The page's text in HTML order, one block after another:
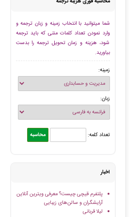
شما میتوانید با انتخاب زمینه و زبان ترجمه و
وارد نمودن تعداد کلمات متنی که باید ترجمه
شود، هزینه و زمان تحویل ترجمه را بدست
بیاورید.
زمینه:
زبان:
تعداد کلمه:
اخبار
پلتفرم قیچی چیست؟ معرفی ویترین آنلاین
آرایشگران و سالن‌های زیبایی
لیلا قربانی